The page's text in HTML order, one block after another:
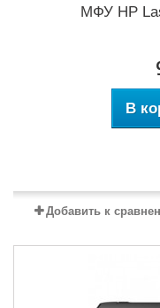
МФУ HP
В
Добавить к